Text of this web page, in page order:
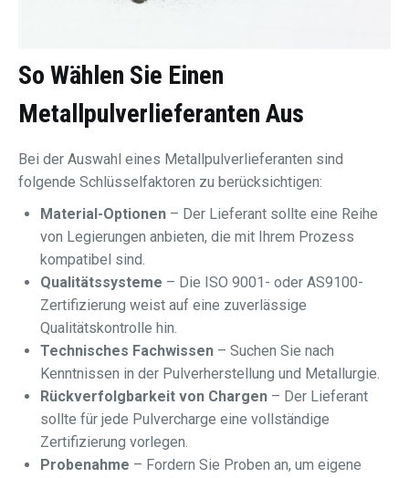
So Wählen Sie Einen
Metallpulverlieferanten Aus
Bei der Auswahl eines Metallpulverlieferanten sind
folgende Schlüsselfaktoren zu berücksichtigen:
Material-Optionen – Der Lieferant sollte eine Reihe
von Legierungen anbieten, die mit Ihrem Prozess
kompatibel sind.
Qualitätssysteme – Die ISO 9001- oder AS9100-
Zertifizierung weist auf eine zuverlässige
Qualitätskontrolle hin.
Technisches Fachwissen – Suchen Sie nach
Kenntnissen in der Pulverherstellung und Metallurgie.
Rückverfolgbarkeit von Chargen – Der Lieferant
sollte für jede Pulvercharge eine vollständige
Zertifizierung vorlegen.
Probenahme – Fordern Sie Proben an, um eigene